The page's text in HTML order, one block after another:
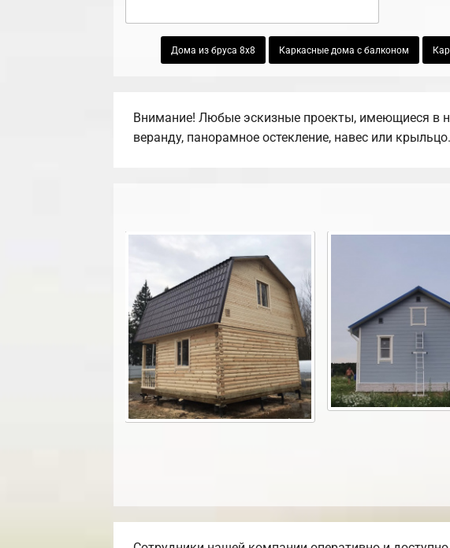
Дома из бруса 8х8 Каркасные дома с балконом
Внимание! Любые эскизные проекты, имеющиеся в
веранду, панорамное остекление, навес или крыльцо.